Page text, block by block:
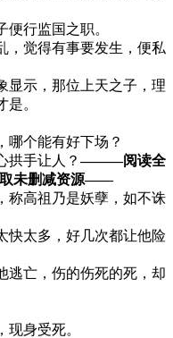
行监国之职。
，觉得有事要发生，便私
显示，那位上天之子，理
。
哪个能有好下场？
拱手让人？———阅读全
取未删减资源—​​​​—
称高祖乃是妖孽，如不诛
快太多，好几次都让他险
逃亡，伤的伤死的死，却
身受死。